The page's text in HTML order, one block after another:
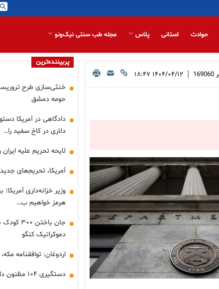
حوادث استانی پلاس مجله طب سنتی نیک‌ونو
169060
| ۱۴۰۴/۰۴/۱۲ ۱۸:۴۷
پربیننده‌ترین
خنثی‌سازی طرح
حومه دمشق
دلاری در کاخ سفید را…
لایحه تحریم علیه
آمریکا، تحریم‌های
وزیر خزانه‌داری
هرمز خواهیم ب…
جان
دموکراتیک کنگو
اردوغان: توافقنامه
دستگیری ۱۰۴ مظنون داعش در ترکیه